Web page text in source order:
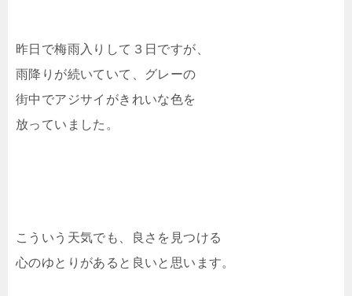
昨日で梅雨入りして３日ですが、
雨降りが続いていて、グレーの
街中でアジサイがきれいな色を
放っていました。
こういう天気でも、良さを見つける
心のゆとりがあると良いと思います。